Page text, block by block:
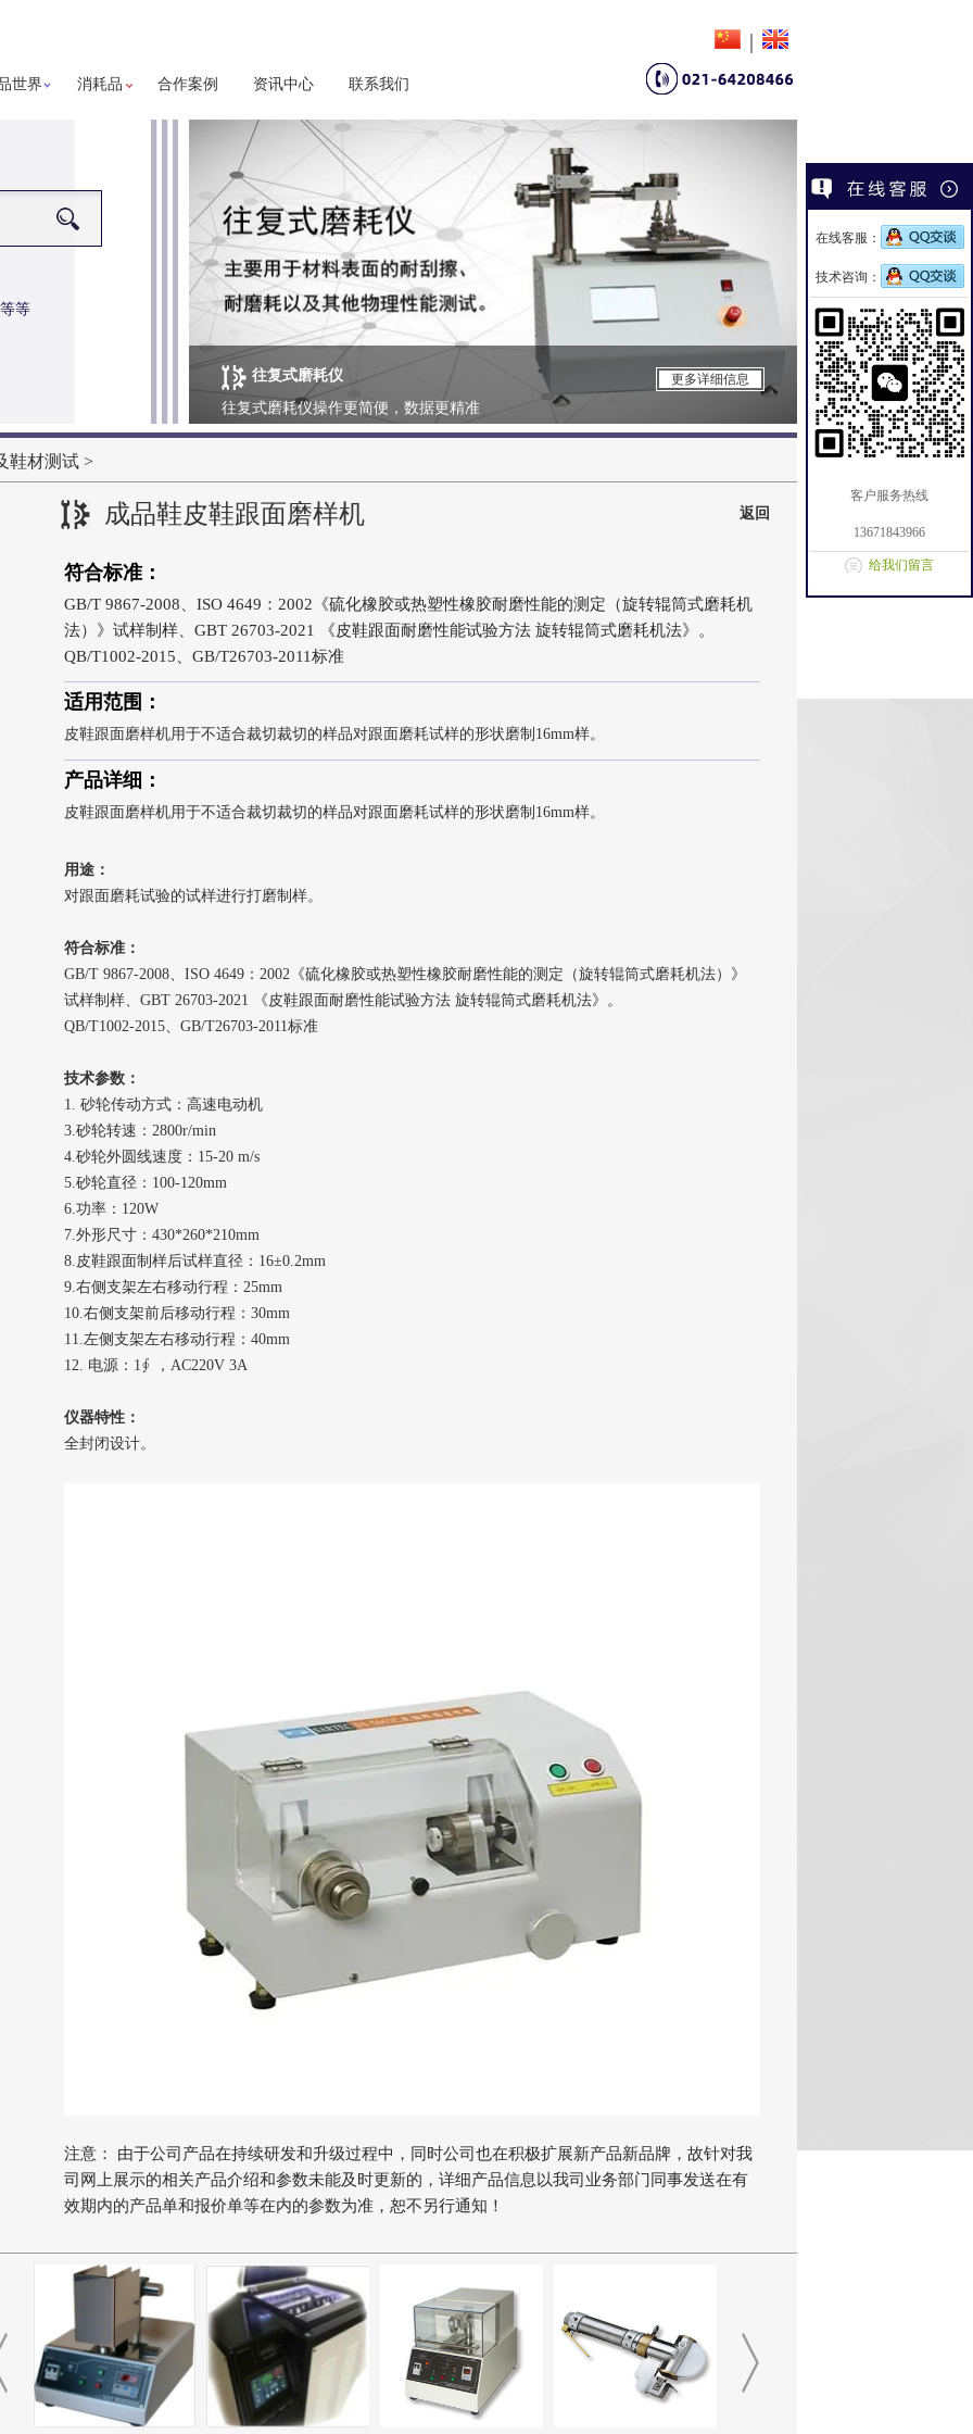
世界 消耗品 合作案例 资讯中心 联系我们
|
等
往复式磨耗仪
往复式磨耗仪操作更简便，数据更精准
更多详细信息
雾化仪
领先的顶级雾化仪
鞋材测试 >
成品鞋皮鞋跟面磨样机 返回
符合标准：
GB/T 9867-2008、ISO 4649：2002《硫化橡胶或热塑性橡胶耐磨性能的测定（旋转辊筒式磨耗机
法）》试样制样、GBT 26703-2021 《皮鞋跟面耐磨性能试验方法 旋转辊筒式磨耗机法》。
QB/T1002-2015、GB/T26703-2011标准
适用范围：
皮鞋跟面磨样机用于不适合裁切裁切的样品对跟面磨耗试样的形状磨制16mm样。
产品详细：
皮鞋跟面磨样机用于不适合裁切裁切的样品对跟面磨耗试样的形状磨制16mm样。
用途：
对跟面磨耗试验的试样进行打磨制样。
符合标准：
GB/T 9867-2008、ISO 4649：2002《硫化橡胶或热塑性橡胶耐磨性能的测定（旋转辊筒式磨耗机法）》
试样制样、GBT 26703-2021 《皮鞋跟面耐磨性能试验方法 旋转辊筒式磨耗机法》。
QB/T1002-2015、GB/T26703-2011标准
技术参数：
1. 砂轮传动方式：高速电动机
3.砂轮转速：2800r/min
4.砂轮外圆线速度：15-20 m/s
5.砂轮直径：100-120mm
6.功率：120W
7.外形尺寸：430*260*210mm
8.皮鞋跟面制样后试样直径：16±0.2mm
9.右侧支架左右移动行程：25mm
10.右侧支架前后移动行程：30mm
11.左侧支架左右移动行程：40mm
12. 电源：1∮ ，AC220V 3A
仪器特性：
全封闭设计。
注意： 由于公司产品在持续研发和升级过程中，同时公司也在积极扩展新产品新品牌，故针对我
司网上展示的相关产品介绍和参数未能及时更新的，详细产品信息以我司业务部门同事发送在有
效期内的产品单和报价单等在内的参数为准，恕不另行通知！
在线客服：
技术咨询：
客户服务热线
13671843966
给我们留言